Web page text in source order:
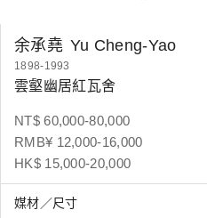
余承堯 Yu Cheng-Yao
1898-1993
雲壑幽居紅瓦舍
NT$ 60,000-80,000
RMB¥ 12,000-16,000
HK$ 15,000-20,000
媒材／尺寸